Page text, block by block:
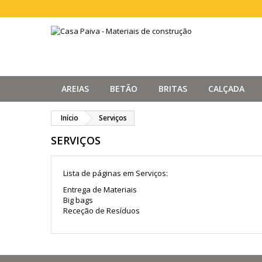
AREIAS BETÃO BRITAS CALÇADA
Início Serviços
SERVIÇOS
Lista de páginas em Serviços:
Entrega de Materiais
Big bags
Receção de Resíduos